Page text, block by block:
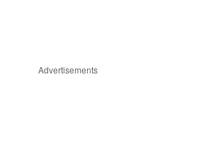
Advertisements